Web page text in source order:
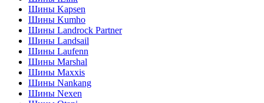
Шины Kapsen
Шины Kumho
Шины Landrock Partner
Шины Landsail
Шины Laufenn
Шины Marshal
Шины Maxxis
Шины Nankang
Шины Nexen